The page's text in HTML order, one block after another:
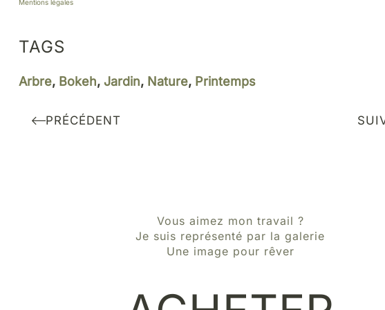
Mentions légales
TAGS
Arbre, Bokeh, Jardin, Nature, Printemps
PRÉCÉDENT
Vous aimez mon travail ?
Je suis représenté par la galerie
Une image pour rêver